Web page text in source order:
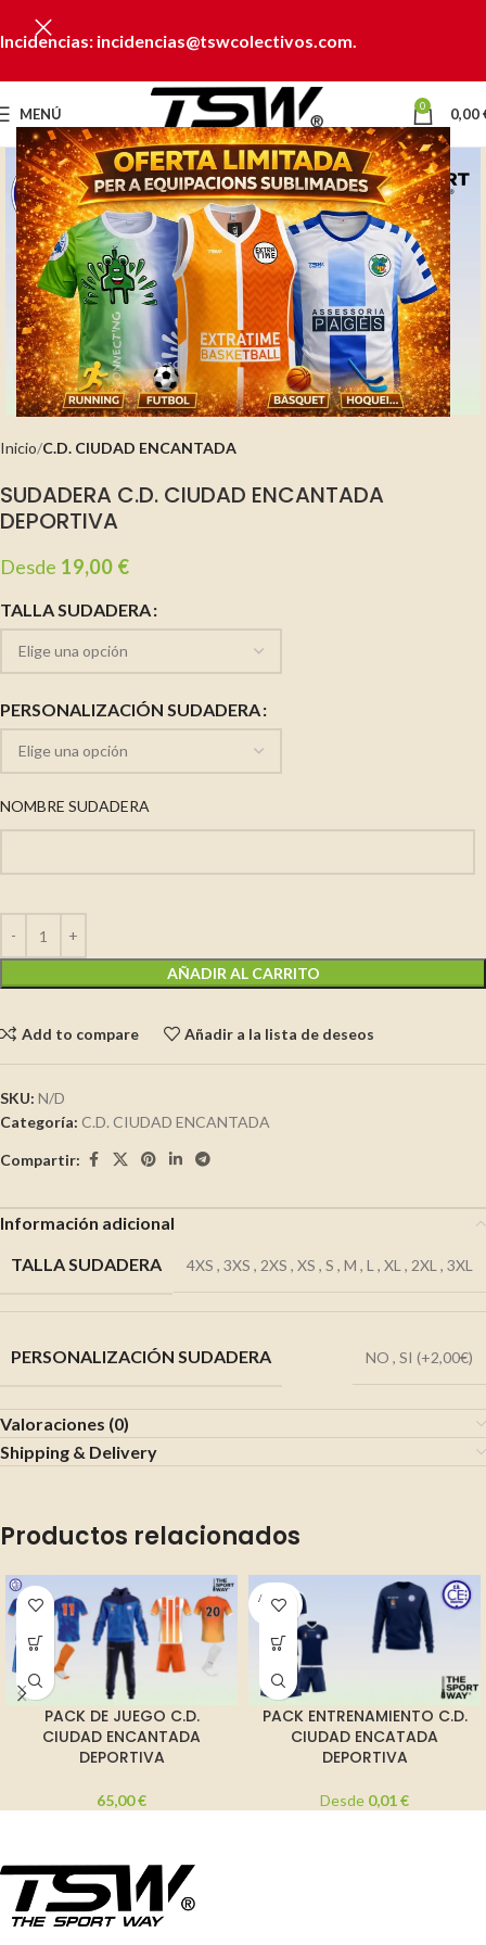
Incidencias: incidencias@tswcolectivos.com.
MENÚ 0 0,00
Clic para ampliar
Inicio C.D. CIUDAD ENCANTADA
SUDADERA C.D. CIUDAD ENCANTADA
DEPORTIVA
Desde 19,00 €
TALLA SUDADERA
PERSONALIZACIÓN SUDADERA
NOMBRE SUDADERA
AÑADIR AL CARRITO
Add to compare Añadir a la lista de deseos
SKU: N/D
Categoría: C.D. CIUDAD ENCANTADA
Compartir:
Información adicional
TALLA SUDADERA
4XS , 3XS , 2XS , XS , S , M , L , XL , 2XL , 3XL
PERSONALIZACIÓN SUDADERA NO , SI (+2,00€)
Valoraciones (0)
Shipping & Delivery
Productos relacionados
PACK DE JUEGO C.D.
CIUDAD ENCANTADA
DEPORTIVA
65,00€
AGOT
ADO
PACK ENTRENAMIENTO C.D.
CIUDAD ENCATADA
DEPORTIVA
Desde 0,01€